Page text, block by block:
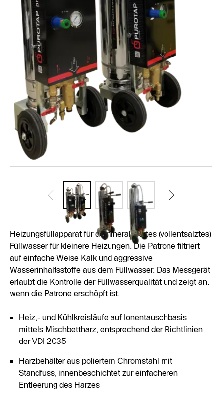
Heizungsfüllapparat für demineralisiertes (vollentsalztes)
Füllwasser für kleinere Heizungen. Die Patrone filtriert
auf einfache Weise Kalk und aggressive
Wasserinhaltsstoffe aus dem Füllwasser. Das Messgerät
erlaubt die Kontrolle der Füllwasserqualität und zeigt an,
wenn die Patrone erschöpft ist.
Heiz,- und Kühlkreisläufe auf Ionentauschbasis
mittels Mischbettharz, entsprechend der Richtlinien
der VDI 2035
Harzbehälter aus poliertem Chromstahl mit
Standfuss, innenbeschichtet zur einfacheren
Entleerung des Harzes